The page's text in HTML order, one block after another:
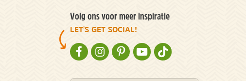
Volg ons voor meer inspiratie
LET'S GET SOCIAL!
NATURESCANNER OP FACEBOOK
NATURESCANNER OP INSTAGRAM
NATURESCANNER OP PINTEREST
NATURESCANNER OP YOUTUBE
NATURESCANNER OP